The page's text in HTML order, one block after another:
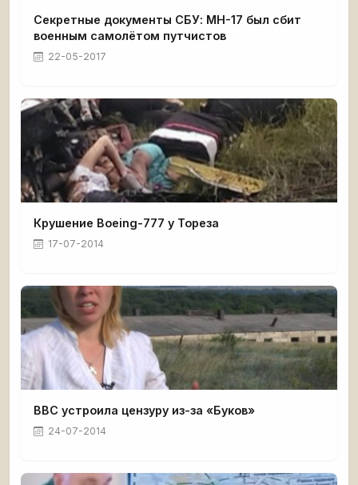
Секретные документы СБУ: MH-17 был сбит
военным самолётом путчистов
22-05-2017
Крушение Boeing-777 у Тореза
17-07-2014
BBC устроила цензуру из-за «Буков»
24-07-2014